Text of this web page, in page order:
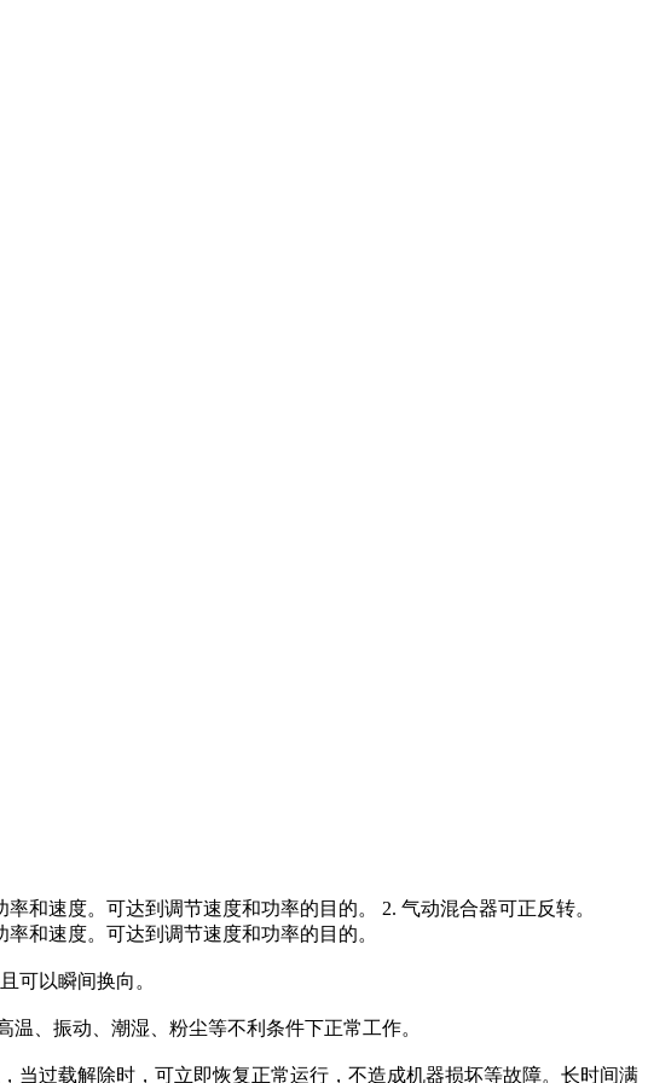
和速度。可达到调节速度和功率的目的。 2. 气动混合器可正反转。
和速度。可达到调节速度和功率的目的。
可以瞬间换向。
、振动、潮湿、粉尘等不利条件下正常工作。
当过载解除时，可立即恢复正常运行，不造成机器损坏等故障。长时间满